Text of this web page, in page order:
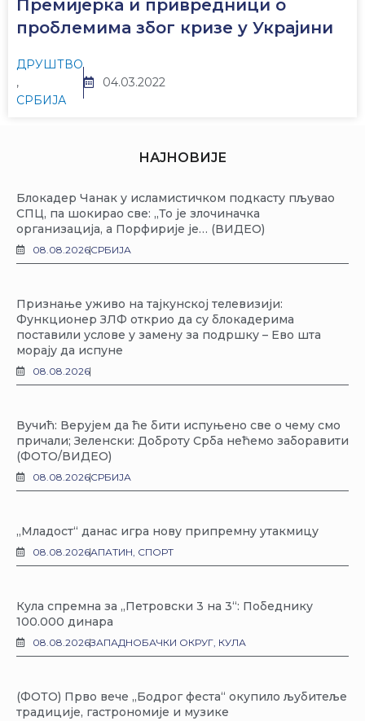
Премијерка и привредници о
проблемима због кризе у Украјини
ДРУШТВО
,
СРБИЈА
04.03.2022
НАЈНОВИЈЕ
Блокадер Чанак у исламистичком подкасту пљувао
СПЦ, па шокирао све: „То је злочиначка
организација, а Порфирије је… (ВИДЕО)
08.08.2026СРБИЈА
Признање уживо на тајкунској телевизији:
Функционер ЗЛФ открио да су блокадерима
поставили услове у замену за подршку – Ево шта
морају да испуне
08.08.2026
Вучић: Верујем да ће бити испуњено све о чему смо
причали; Зеленски: Доброту Срба нећемо заборавити
(ФОТО/ВИДЕО)
08.08.2026СРБИЈА
„Младост“ данас игра нову припремну утакмицу
08.08.2026АПАТИН, СПОРТ
Кула спремна за „Петровски 3 на 3“: Победнику
100.000 динара
08.08.2026ЗАПАДНОБАЧКИ ОКРУГ, КУЛА
(ФОТО) Прво вече „Бодрог феста“ окупило љубитеље
традиције, гастрономије и музике